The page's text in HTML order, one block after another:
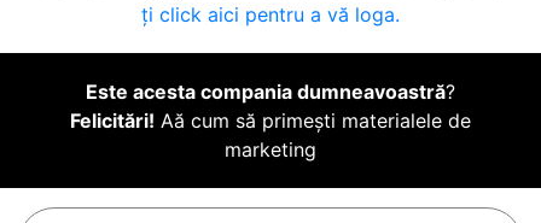
ți click aici pentru a vă loga.
Este acesta compania dumneavoastră?
Felicitări! Aă cum să primești materialele de
marketing